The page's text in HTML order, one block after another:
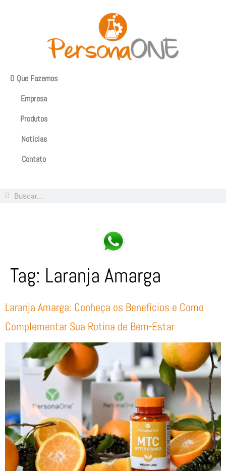
O Que Fazemos
Empresa
Produtos
Notícias
Contato
Tag: Laranja Amarga
Laranja Amarga: Conheça os Benefícios e Como
Complementar Sua Rotina de Bem-Estar